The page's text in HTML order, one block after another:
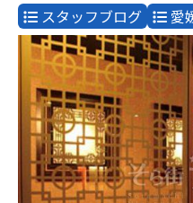
スタッフブログ
愛